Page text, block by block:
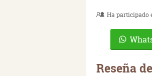
Ha participado
Reseña